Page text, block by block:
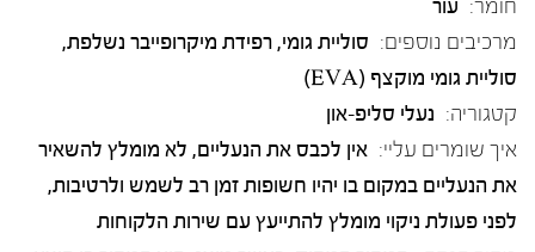
חומר: עור
מרכיבים נוספים: סוליית גומי, רפידת מיקרופייבר נשלפת,
סוליית גומי מוקצף (EVA)
קטגוריה: נעלי סליפ-און
איך שומרים עליי: אין לכבס את הנעליים, לא מומלץ להשאיר
את הנעליים במקום בו יהיו חשופות זמן רב לשמש ולרטיבות,
לפני פעולת ניקוי מומלץ להתייעץ עם שירות הלקוחות